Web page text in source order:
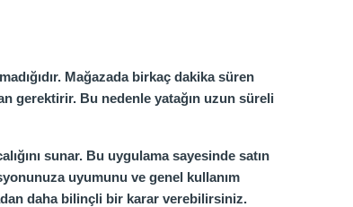
Mağazada birkaç dakika süren
gerektirir. Bu nedenle yatağın uzun süreli
sunar. Bu uygulama sayesinde satın
uyumunu ve genel kullanım
daha bilinçli bir karar verebilirsiniz.